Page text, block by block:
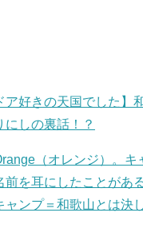
ア好きの天国でした】
にしの裏話！？
（オレンジ）。キ
前を耳にしたことがあ
ャンプ＝和歌山とは決